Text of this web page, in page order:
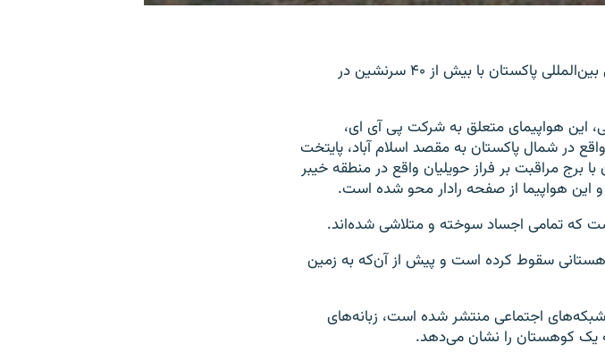
یک هواپیمای مسافری متعلق به شرکت هواپیمایی بین‌المللی پاکستان با بیش از ۴۰ سرنشین در
این هواپیمای متعلق به شرکت پی آی ای،
در شمال پاکستان به مقصد اسلام آباد، پایتخت
برج مراقبت بر فراز حویلیان واقع در منطقه خیبر
که تمامی اجساد سوخته و متلاشی شده‌اند.
سقوط کرده است و پیش از آن‌که به زمین
اجتماعی منتشر شده است، زبانه‌های
یک کوهستان را نشان می‌دهد.